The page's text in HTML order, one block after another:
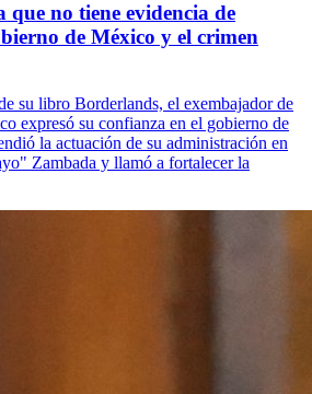
no tiene evidencia de
de México y el crimen
su libro Borderlands, el exembajador de
expresó su confianza en el gobierno de
la actuación de su administración en
Zambada y llamó a fortalecer la